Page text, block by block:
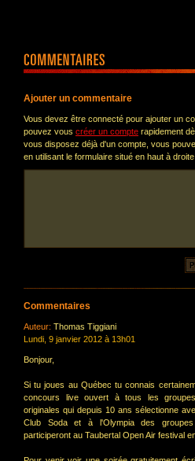
Ajouter un commentaire
Vous devez être connecté pour ajouter un
pouvez vous créer un compte rapidement
vous disposez déjà d'un compte, vous
en utilisant le formulaire situé en haut à
Commentaires
Auteur: Thomas Tiggiani
Lundi, 9 janvier 2012 à 13h01
Bonjour,
Si tu joues au Québec tu connais
concours live ouvert à tous les
originales qui depuis 10 ans sélectionne
Club Soda et à l'Olympia des
participeront au Taubertal Open Air festival